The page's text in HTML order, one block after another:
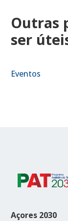
Outras
ser
Eventos
Açores 2030